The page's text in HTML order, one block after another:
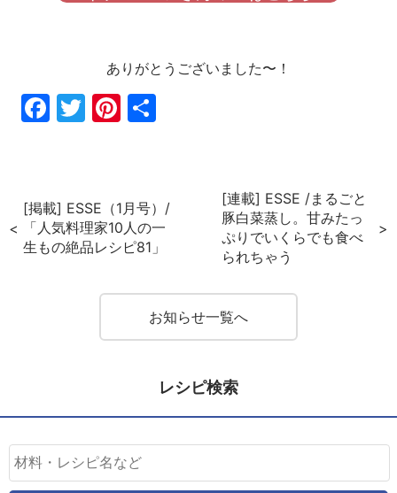
ありがとうございました〜！
Fac
Twi
Pin
[掲載] ESSE（1月号）/
「人気料理家10人の一
生もの絶品レシピ81」
[連載] ESSE /まるごと
豚白菜蒸し。甘みたっ
ぷりでいくらでも食べ
られちゃう
お知らせ一覧へ
レシピ検索